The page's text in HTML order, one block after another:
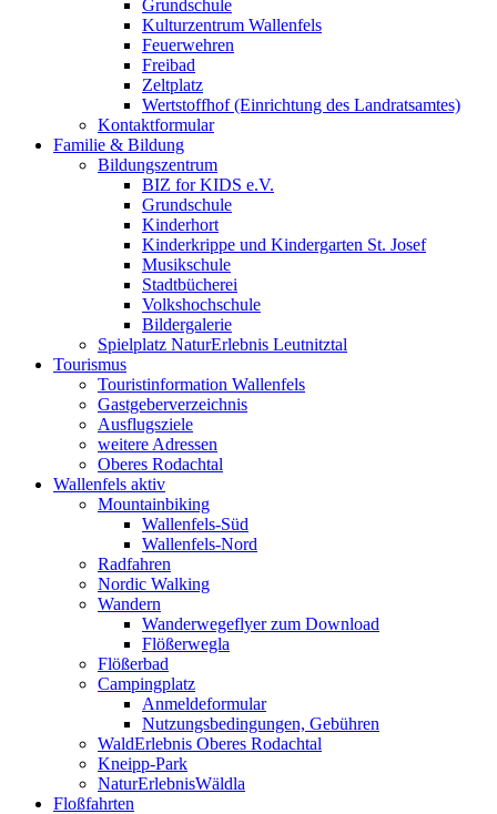
Grundschule
Kulturzentrum Wallenfels
Feuerwehren
Freibad
Zeltplatz
Wertstoffhof (Einrichtung des Landratsamtes)
Kontaktformular
Familie & Bildung
Bildungszentrum
BIZ for KIDS e.V.
Grundschule
Kinderhort
Kinderkrippe und Kindergarten St. Josef
Musikschule
Stadtbücherei
Volkshochschule
Bildergalerie
Spielplatz NaturErlebnis Leutnitztal
Tourismus
Touristinformation Wallenfels
Gastgeberverzeichnis
Ausflugsziele
weitere Adressen
Oberes Rodachtal
Wallenfels aktiv
Mountainbiking
Wallenfels-Süd
Wallenfels-Nord
Radfahren
Nordic Walking
Wandern
Wanderwegeflyer zum Download
Flößerwegla
Flößerbad
Campingplatz
Anmeldeformular
Nutzungsbedingungen, Gebühren
WaldErlebnis Oberes Rodachtal
Kneipp-Park
NaturErlebnisWäldla
Floßfahrten